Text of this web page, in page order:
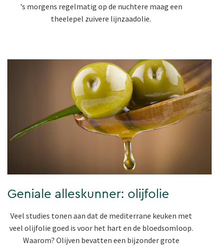
's morgens regelmatig op de nuchtere maag een
theelepel zuivere lijnzaadolie.
Geniale alleskunner: olijfolie
Veel studies tonen aan dat de mediterrane keuken met
veel olijfolie goed is voor het hart en de bloedsomloop.
Waarom? Olijven bevatten een bijzonder grote